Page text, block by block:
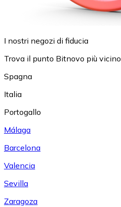
I nostri negozi di fiducia
Trova il punto Bitnovo più vicino
Spagna
Italia
Portogallo
Málaga
Barcelona
Valencia
Sevilla
Zaragoza